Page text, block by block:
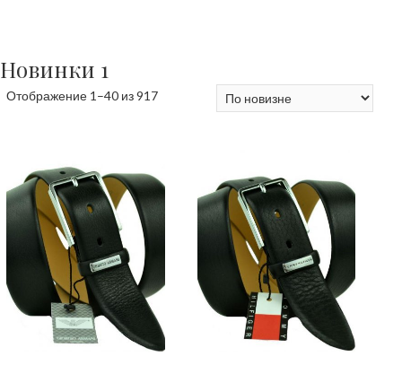
Новинки 1
Отображение 1–40 из 917Сортировка: